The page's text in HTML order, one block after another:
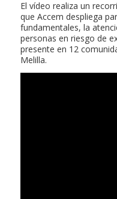
El vídeo realiza un
que Accem despliega
fundamentales, la
personas en riesgo de
presente en 12
Melilla.